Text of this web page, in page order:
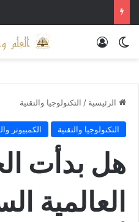
الوضع المظلمتسجيل الدخول
الرئيسية / التكنولوجيا والتقنية
التكنولوجيا والتقنية الكمبيوتر
هل بدأت
العالمية